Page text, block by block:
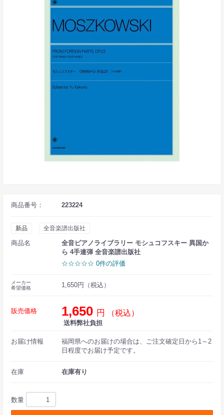
商品番号： 223224
新品 全音楽譜出版社
商品名
全音ピアノライブラリー モシュコフスキー 異国か
ら 4手連弾 全音楽譜出版社
☆☆☆☆☆ 0件の評価
メーカー
希望価格
1,650円（税込）
販売価格 1,650 円 （税込）
送料弊社負担
お届け情報
福岡県へのお届けの場合は、ご注文確定日から1～2
日程度でお届け予定です。
在庫 在庫有り
数量